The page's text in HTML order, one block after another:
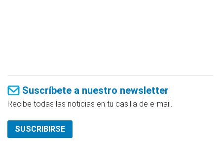
Suscríbete a nuestro newsletter
Recibe todas las noticias en tu casilla de e-mail.
SUSCRIBIRSE